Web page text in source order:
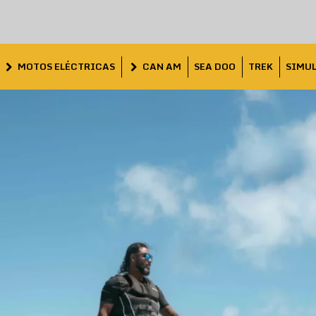
MOTOS ELÉCTRICAS CAN AM SEA DOO TREK